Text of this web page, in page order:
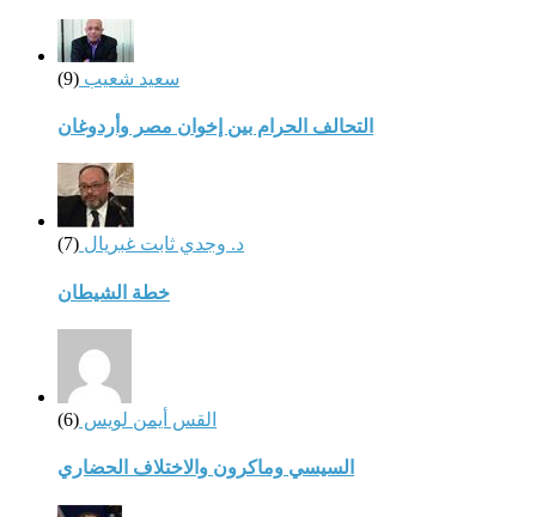
سعيد شعيب (9)
التحالف الحرام بين إخوان مصر وأردوغان
د. وجدي ثابت غبريال (7)
خطة الشيطان
القس أيمن لويس (6)
السيسي وماكرون والاختلاف الحضاري